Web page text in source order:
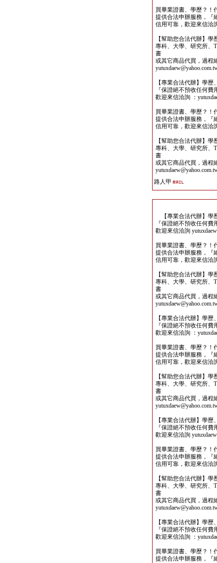
買畢業證書、學歷？！
提供合法申辦服務，『
信用可靠，歡迎來信洽
【幫助您合法代辦】
專科、大學、研究所、
書
或其它商品代買，過程
【專業合法代辦】學
『保證絕不預收任何
歡迎來信洽詢 ：
買畢業證書、學歷？！
提供合法申辦服務，『
信用可靠，歡迎來信洽
【幫助您合法代辦】
專科、大學、研究所、
書
或其它商品代買，過程
路人甲
【專業合法代辦】學
『保證絕不預收任何
歡迎來信洽詢
買畢業證書、學歷？！
提供合法申辦服務，『
信用可靠，歡迎來信洽
【幫助您合法代辦】
專科、大學、研究所、
書
或其它商品代買，過程
【專業合法代辦】學
『保證絕不預收任何
歡迎來信洽詢 ：
買畢業證書、學歷？！
提供合法申辦服務，『
信用可靠，歡迎來信洽
【幫助您合法代辦】
專科、大學、研究所、
書
或其它商品代買，過程
【專業合法代辦】學
『保證絕不預收任何
歡迎來信洽詢
買畢業證書、學歷？！
提供合法申辦服務，『
信用可靠，歡迎來信洽
【幫助您合法代辦】
專科、大學、研究所、
書
或其它商品代買，過程
【專業合法代辦】學
『保證絕不預收任何
歡迎來信洽詢 ：
買畢業證書、學歷？！
提供合法申辦服務，『